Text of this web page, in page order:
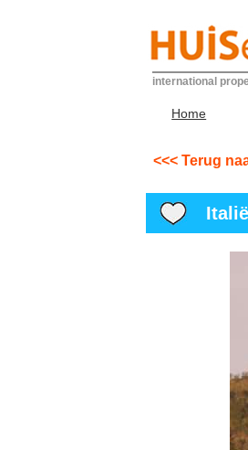
international
Home
<<< Terug
Italië